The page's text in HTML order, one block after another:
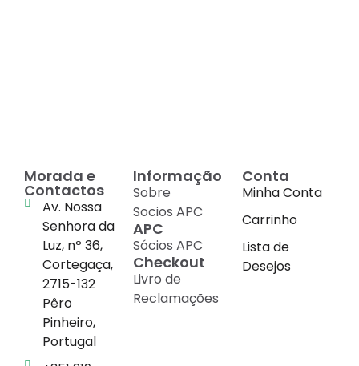
Morada e
Contactos
Av. Nossa
Senhora da
Luz, nº 36,
Cortegaça,
2715-132
Pêro
Pinheiro,
Portugal
Informação
Sobre
Socios APC
APC
Sócios APC
Checkout
Livro de
Reclamações
Conta
Minha Conta
Carrinho
Lista de
Desejos